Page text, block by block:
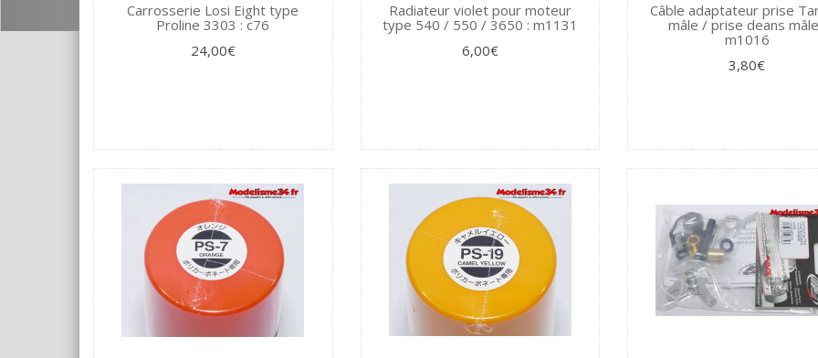
Carrosserie Losi Eight type
Proline 3303 : c76
24,00€
Radiateur violet pour moteur
type 540 / 550 / 3650 : m1131
6,00€
Câble adaptateur prise
mâle / prise deans
m1016
3,80€